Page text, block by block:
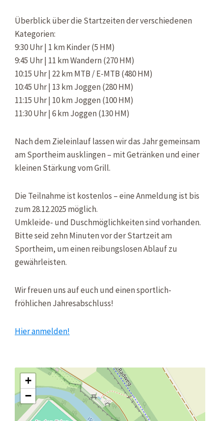
Überblick über die Startzeiten der verschiedenen
Kategorien:
9:30 Uhr | 1 km Kinder (5 HM)
9:45 Uhr | 11 km Wandern (270 HM)
10:15 Uhr | 22 km MTB / E-MTB (480 HM)
10:45 Uhr | 13 km Joggen (280 HM)
11:15 Uhr | 10 km Joggen (100 HM)
11:30 Uhr | 6 km Joggen (130 HM)
Nach dem Zieleinlauf lassen wir das Jahr gemeinsam
am Sportheim ausklingen – mit Getränken und einer
kleinen Stärkung vom Grill.
Die Teilnahme ist kostenlos – eine Anmeldung ist bis
zum 28.12.2025 möglich.
Umkleide- und Duschmöglichkeiten sind vorhanden.
Bitte seid zehn Minuten vor der Startzeit am
Sportheim, um einen reibungslosen Ablauf zu
gewährleisten.
Wir freuen uns auf euch und einen sportlich-
fröhlichen Jahresabschluss!
Hier anmelden!
+
−